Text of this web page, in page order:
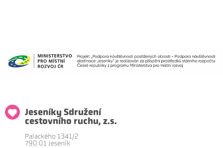
Jeseníky Sdružení
cestovního ruchu, z.s.
Palackého 1341/2
790 01 Jeseník